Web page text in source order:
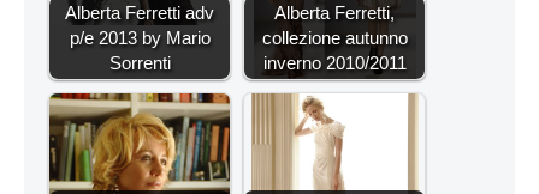
Alberta Ferretti adv
p/e 2013 by Mario
Sorrenti
Alberta Ferretti,
collezione autunno
inverno 2010/2011